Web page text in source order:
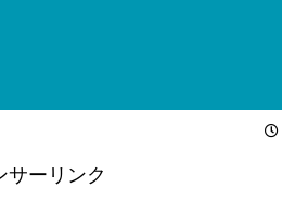
サーリンク